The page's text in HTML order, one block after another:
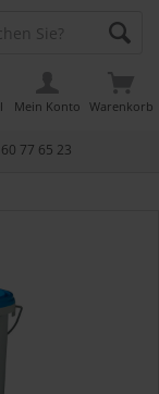
77 65 23
Warenkorb
Mein Konto